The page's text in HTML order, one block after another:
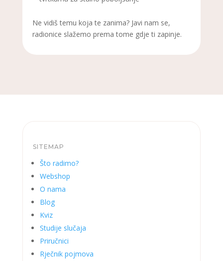
Ne vidiš temu koja te zanima? Javi nam se,
radionice slažemo prema tome gdje ti zapinje.
SITEMAP
Što radimo?
Webshop
O nama
Blog
Kviz
Studije slučaja
Priručnici
Rječnik pojmova